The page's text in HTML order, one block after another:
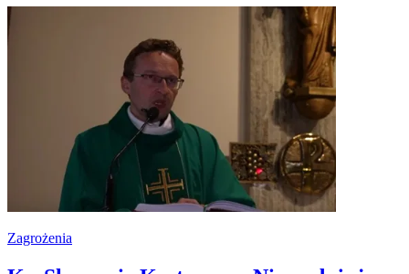
Zagrożenia